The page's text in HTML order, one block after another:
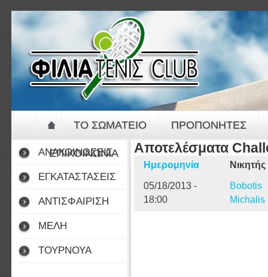
Αποτελέσματα
Ημερομηνία Νικητής
05/18/2013 -
18:00
Bobotis
Michalis
ΤΟ ΣΩΜΑΤΕΙΟ ΠΡΟΠΟΝΗΤΕΣ
ΕΠΙΚΟΙΝΩΝΙΑ
ΑΝΑΚΟΙΝΩΣΕΙΣ
ΕΓΚΑΤΑΣΤΑΣΕΙΣ
ΑΝΤΙΣΦΑΙΡΙΣΗ
ΜΕΛΗ
ΤΟΥΡΝΟΥΑ